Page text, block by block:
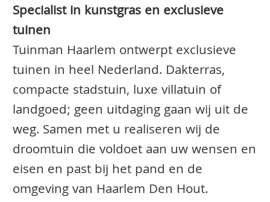
Specialist in kunstgras en exclusieve
tuinen
Tuinman Haarlem ontwerpt exclusieve
tuinen in heel Nederland. Dakterras,
compacte stadstuin, luxe villatuin of
landgoed; geen uitdaging gaan wij uit de
weg. Samen met u realiseren wij de
droomtuin die voldoet aan uw wensen en
eisen en past bij het pand en de
omgeving van Haarlem Den Hout.